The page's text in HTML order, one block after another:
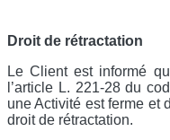
Droit de rétractation
Le Client est informé
l’article L. 221-28 du
une Activité est ferme et
droit de rétractation.